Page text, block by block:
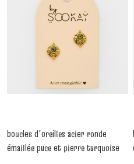
boucles d'oreilles acier ronde
émaillée puce et pierre turquoise